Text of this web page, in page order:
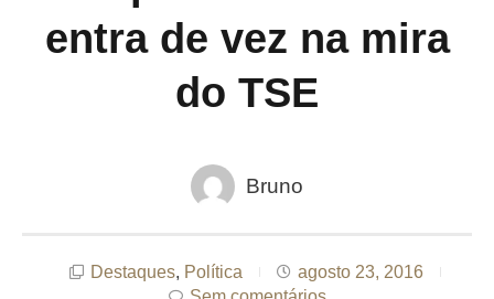
entra de vez na mira
do TSE
Bruno
Destaques, Política
agosto 23, 2016